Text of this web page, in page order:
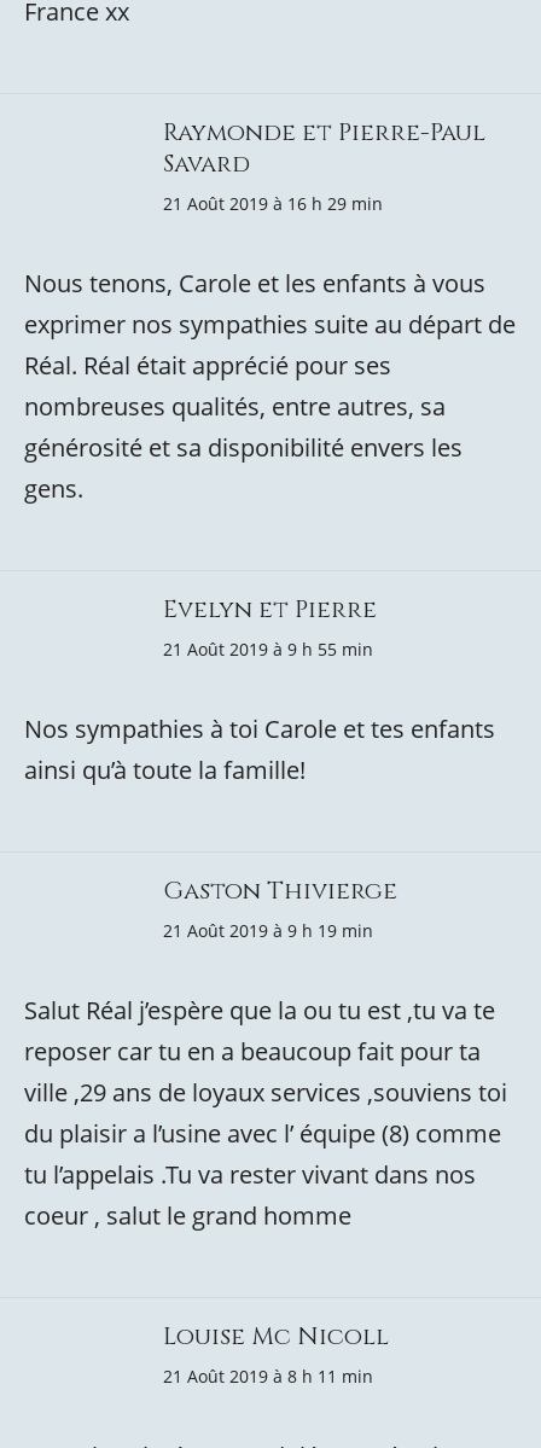
France xx
Raymonde et Pierre-Paul
Savard
21 Août 2019 à 16 h 29 min
Nous tenons, Carole et les enfants à vous
exprimer nos sympathies suite au départ de
Réal. Réal était apprécié pour ses
nombreuses qualités, entre autres, sa
générosité et sa disponibilité envers les
gens.
Evelyn et Pierre
21 Août 2019 à 9 h 55 min
Nos sympathies à toi Carole et tes enfants
ainsi qu’à toute la famille!
Gaston Thivierge
21 Août 2019 à 9 h 19 min
Salut Réal j’espère que la ou tu est ,tu va te
reposer car tu en a beaucoup fait pour ta
ville ,29 ans de loyaux services ,souviens toi
du plaisir a l’usine avec l’ équipe (8) comme
tu l’appelais .Tu va rester vivant dans nos
coeur , salut le grand homme
Louise Mc Nicoll
21 Août 2019 à 8 h 11 min